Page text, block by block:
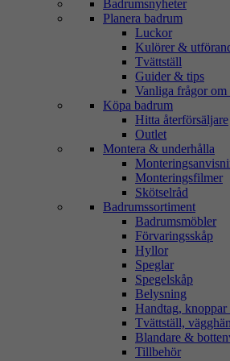
Badrumsnyheter
Planera badrum
Luckor
Kulörer &
Tvättställ
Guider & tips
Vanliga frågor om
Köpa badrum
Hitta återförsäljare
Outlet
Montera & underhålla
Monteringsfilmer
Skötselråd
Badrumssortiment
Badrumsmöbler
Förvaringsskåp
Hyllor
Speglar
Spegelskåp
Belysning
Handtag, knoppar
Tvättställ,
Blandare &
Tillbehör